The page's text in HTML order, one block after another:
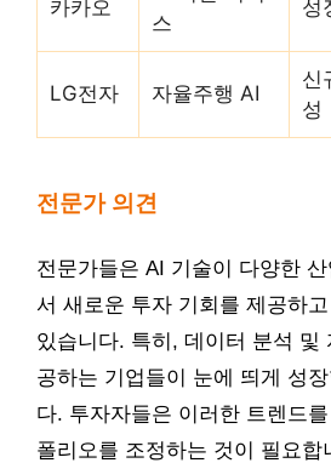
카카오
스
성
LG전자 자율주행 AI
신
성
전문가 의견
전문가들은 AI 기술이 다양한
서 새로운 투자 기회를 제공하
있습니다. 특히, 데이터 분석 및
공하는 기업들이 눈에 띄게 성
다. 투자자들은 이러한 트렌드
폴리오를 조정하는 것이 필요합